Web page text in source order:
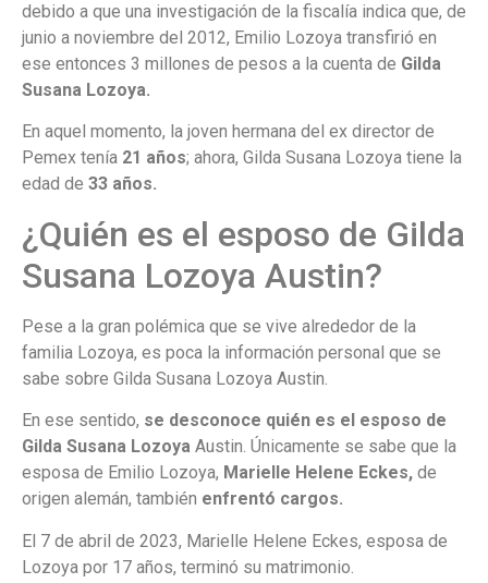
debido a que una investigación de la fiscalía indica que, de
junio a noviembre del 2012, Emilio Lozoya transfirió en
ese entonces 3 millones de pesos a la cuenta de Gilda
Susana Lozoya.
En aquel momento, la joven hermana del ex director de
Pemex tenía 21 años; ahora, Gilda Susana Lozoya tiene la
edad de 33 años.
¿Quién es el esposo de Gilda
Susana Lozoya Austin?
Pese a la gran polémica que se vive alrededor de la
familia Lozoya, es poca la información personal que se
sabe sobre Gilda Susana Lozoya Austin.
En ese sentido, se desconoce quién es el esposo de
Gilda Susana Lozoya Austin. Únicamente se sabe que la
esposa de Emilio Lozoya, Marielle Helene Eckes, de
origen alemán, también enfrentó cargos.
El 7 de abril de 2023, Marielle Helene Eckes, esposa de
Lozoya por 17 años, terminó su matrimonio.